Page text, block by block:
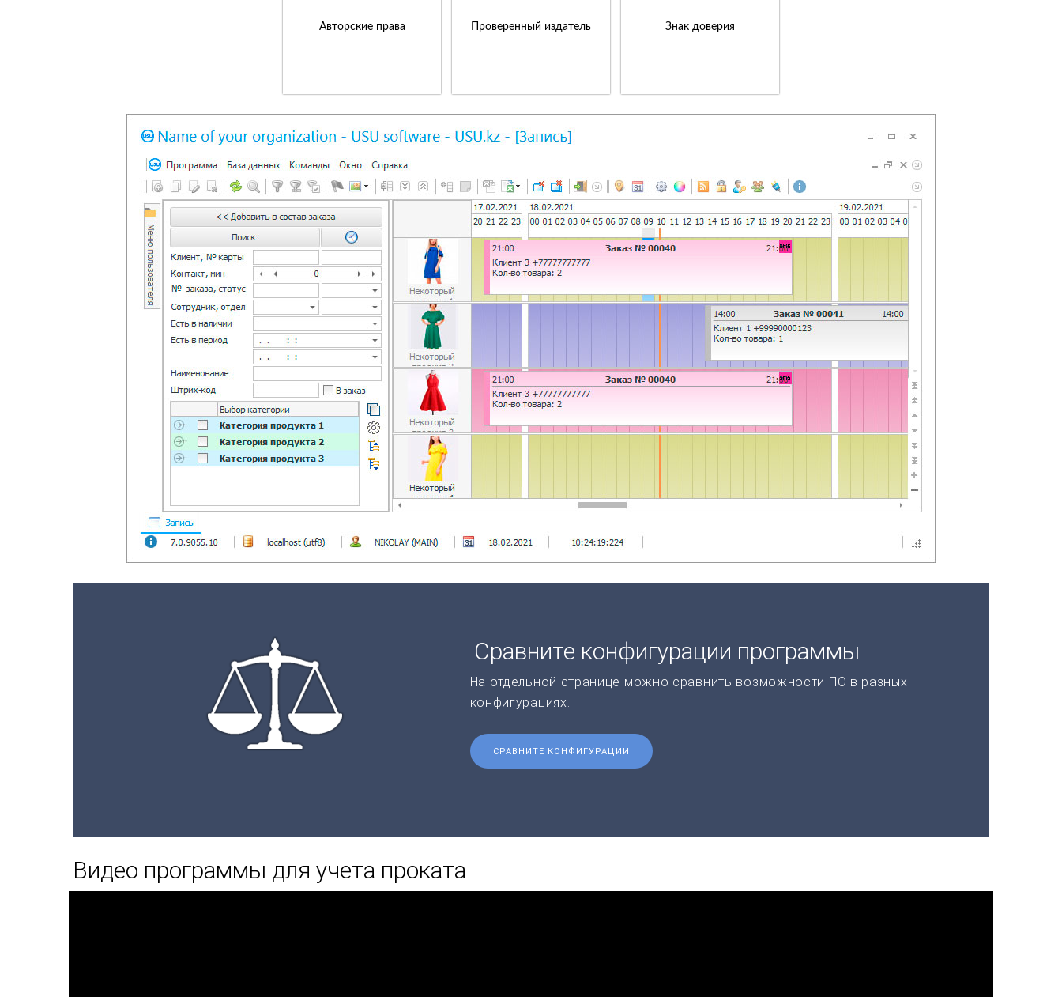
Авторские права Проверенный издатель Знак доверия
Сравните конфигурации программы
На отдельной странице можно сравнить возможности ПО в разных
конфигурациях.
СРАВНИТЕ КОНФИГУРАЦИИ
Видео программы для учета проката